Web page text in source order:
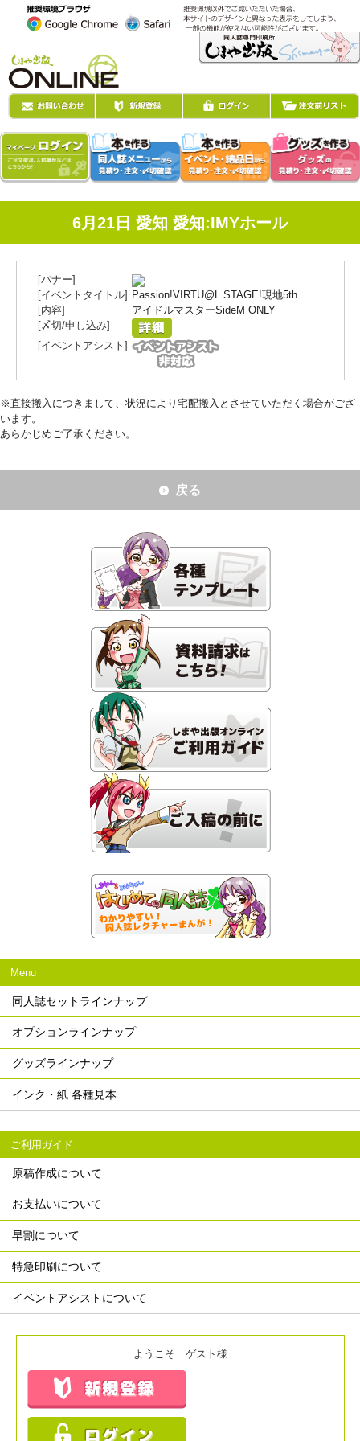
6月21日 愛知 愛知:IMYホール
Passion!VIRTU@L STAGE!現地5th
アイドルマスターSideM ONLY
※直接搬入につきまして、状況により宅配搬入とさせていただく場合がござ
います。
あらかじめご了承ください。
戻る
Menu
同人誌セットラインナップ
オプションラインナップ
グッズラインナップ
インク・紙 各種見本
ご利用ガイド
原稿作成について
お支払いについて
早割について
特急印刷について
イベントアシストについて
ようこそ ゲスト様